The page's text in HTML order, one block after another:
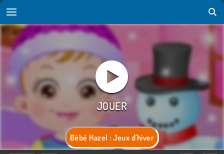
Bébé Hazel : Jeux d'hiver